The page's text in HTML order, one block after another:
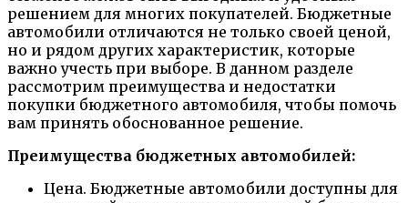
решением для многих покупателей. Бюджетные
автомобили отличаются не только своей ценой,
но и рядом других характеристик, которые
важно учесть при выборе. В данном разделе
рассмотрим преимущества и недостатки
покупки бюджетного автомобиля, чтобы помочь
вам принять обоснованное решение.
Преимущества бюджетных автомобилей:
Цена. Бюджетные автомобили доступны для